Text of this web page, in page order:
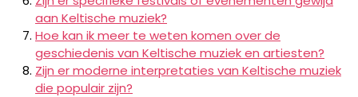
aan Keltische muziek?
Hoe kan ik meer te weten komen over de
geschiedenis van Keltische muziek en artiesten?
Zijn er moderne interpretaties van Keltische muziek
die populair zijn?